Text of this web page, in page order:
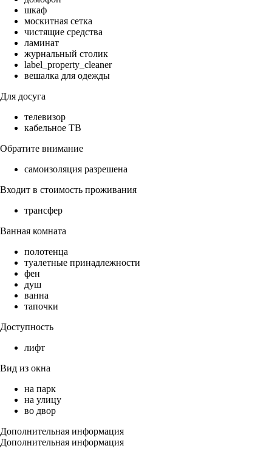
шкаф
москитная сетка
чистящие средства
ламинат
журнальный столик
label_property_cleaner
вешалка для одежды
Для досуга
телевизор
кабельное ТВ
Обратите внимание
самоизоляция разрешена
Входит в стоимость проживания
трансфер
Ванная комната
полотенца
туалетные принадлежности
фен
душ
ванна
тапочки
Доступность
лифт
Вид из окна
на парк
на улицу
во двор
Дополнительная информация
Дополнительная информация